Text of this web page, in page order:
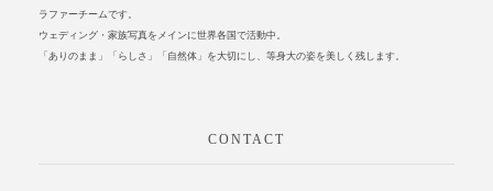
ラファーチームです。
ウェディング・家族写真をメインに世界各国で活動中。
「ありのまま」「らしさ」「自然体」を大切にし、等身大の姿を美しく残します。
CONTACT